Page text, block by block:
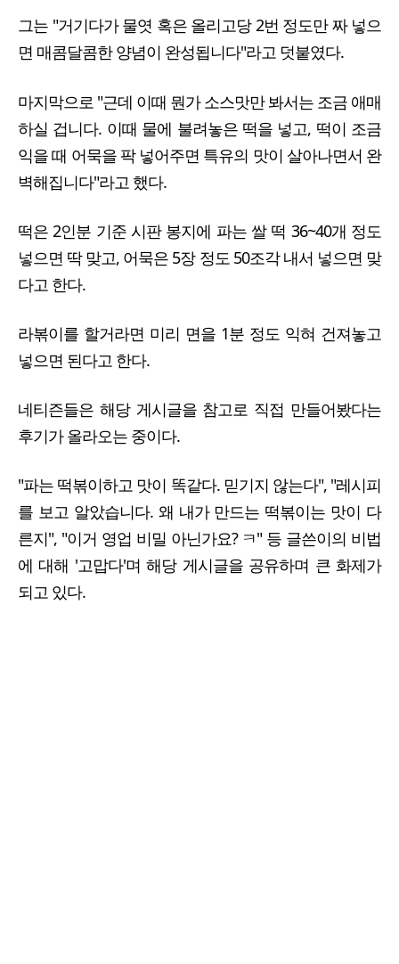
그는 "거기다가 물엿 혹은 올리고당 2번 정도만 짜 넣으
면 매콤달콤한 양념이 완성됩니다"라고 덧붙였다.
마지막으로 "근데 이때 뭔가 소스맛만 봐서는 조금 애매
하실 겁니다. 이때 물에 불려놓은 떡을 넣고, 떡이 조금
익을 때 어묵을 팍 넣어주면 특유의 맛이 살아나면서 완
벽해집니다"라고 했다.
떡은 2인분 기준 시판 봉지에 파는 쌀 떡 36~40개 정도
넣으면 딱 맞고, 어묵은 5장 정도 50조각 내서 넣으면 맞
다고 한다.
라볶이를 할거라면 미리 면을 1분 정도 익혀 건져놓고
넣으면 된다고 한다.
네티즌들은 해당 게시글을 참고로 직접 만들어봤다는
후기가 올라오는 중이다.
"파는 떡볶이하고 맛이 똑같다. 믿기지 않는다", "레시피
를 보고 알았습니다. 왜 내가 만드는 떡볶이는 맛이 다
른지", "이거 영업 비밀 아닌가요? ㅋ" 등 글쓴이의 비법
에 대해 '고맙다'며 해당 게시글을 공유하며 큰 화제가
되고 있다.